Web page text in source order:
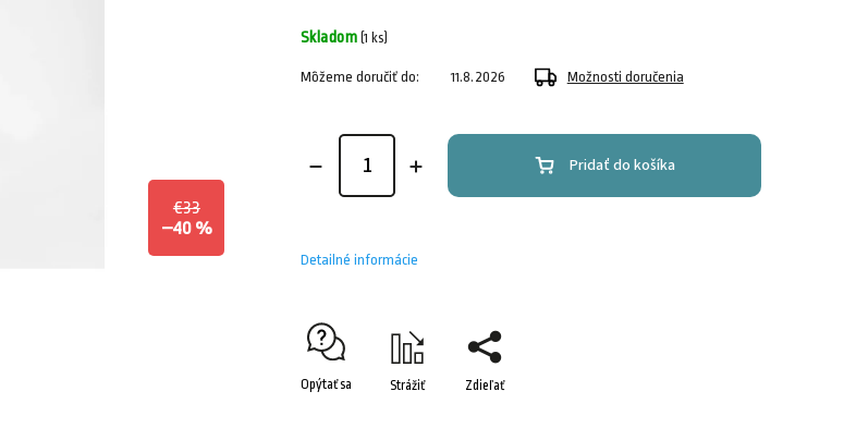
€33
–40 %
Skladom (1 ks)
Môžeme doručiť do: 11.8.2026 Možnosti doručenia
Pridať do košíka
Detailné informácie
Opýtať sa Strážiť Zdieľať